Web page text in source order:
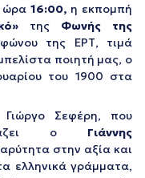
ώρα16:00, η εκπομπή
της Φωνής της
της ΕΡΤ, τιμά
ποιητή μας, ο
του 1900 στα
Γιώργο Σεφέρη, που
ο Γιάννης
στην αξία και
ελληνικά γράμματα,